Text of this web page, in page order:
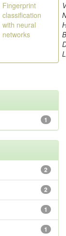
Fingerprint
classification
with neural
networks
1
2
2
1
1